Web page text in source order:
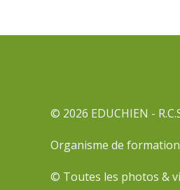
© 2026 EDUCHIEN -
Organisme de
© Toutes les photos &